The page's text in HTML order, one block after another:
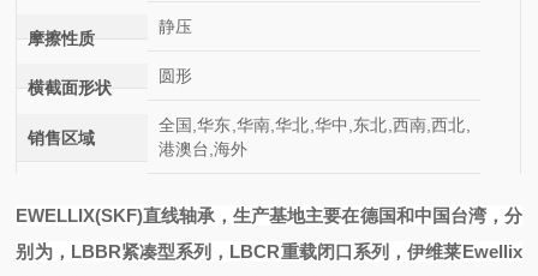
摩擦性质
静压
横截面形状
圆形
销售区域
全国,华东,华南,华北,华中,东北,西南,西北,
港澳台,海外
EWELLIX(SKF)直线轴承，生产基地主要在德国和中国台湾，分
别为，LBBR紧凑型系列，LBCR重载闭口系列，伊维莱Ewellix